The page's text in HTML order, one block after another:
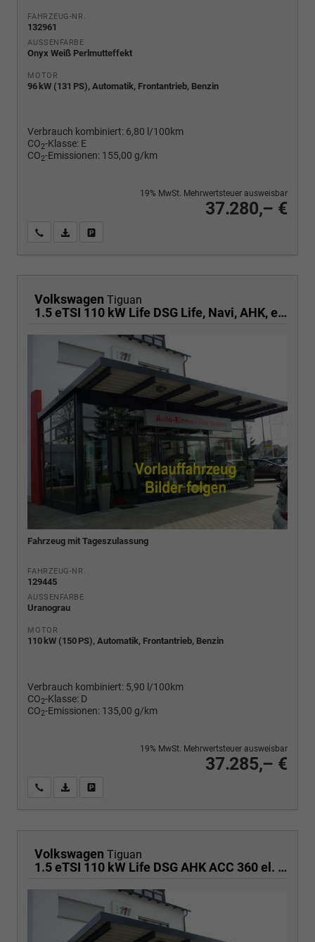
FAHRZEUG-NR.
132961
AUSSENFARBE
Onyx Weiß Perlmutteffekt
MOTOR
96 kW (131 PS), Automatik, Frontantrieb, Benzin
Verbrauch kombiniert: 6,80 l/100km
CO2-Klasse: E
CO2-Emissionen: 155,00 g/km
37.280,– €
19% MwSt. Mehrwertsteuer ausweisbar
Wir rufen Sie anPDF-Fahrzeugexposé drucken
Volkswagen Tiguan
1.5 eTSI 110 kW Life DSG Life, Navi, AHK, easyOpen, LED-Plus, Kamera
Fahrzeug mit Tageszulassung
FAHRZEUG-NR.
129445
AUSSENFARBE
Uranograu
MOTOR
110 kW (150 PS), Automatik, Frontantrieb, Benzin
Verbrauch kombiniert: 5,90 l/100km
CO2-Klasse: D
CO2-Emissionen: 135,00 g/km
37.285,– €
19% MwSt. Mehrwertsteuer ausweisbar
Wir rufen Sie anPDF-Fahrzeugexposé drucken
Volkswagen Tiguan
1.5 eTSI 110 kW Life DSG AHK ACC 360 el. HK